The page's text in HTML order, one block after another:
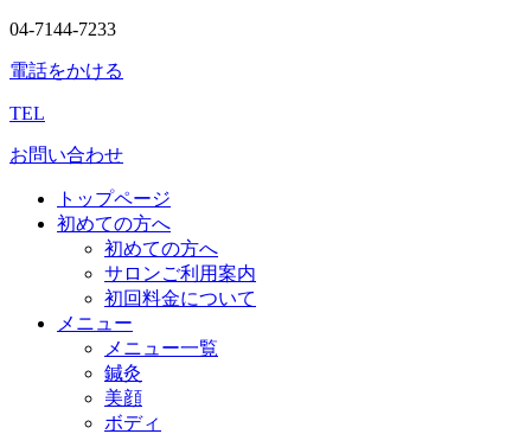
04-7144-7233
電話をかける
TEL
お問い合わせ
トップページ
初めての方へ
初めての方へ
サロンご利用案内
初回料金について
メニュー
メニュー一覧
鍼灸
美顔
ボディ